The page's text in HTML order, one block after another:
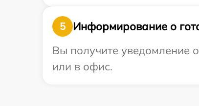
5
Информирование о
Вы получите уведомление
или в офис.